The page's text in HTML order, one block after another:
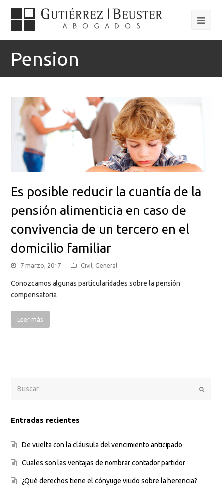
Pension
Es posible reducir la cuantía de la
pensión alimenticia en caso de
convivencia de un tercero en el
domicilio familiar
7 marzo, 2017 Civil,General
Conozcamos algunas particularidades sobre la pensión
compensatoria.
Leer más
Entradas recientes
De vuelta con la cláusula del vencimiento anticipado
Cuales son las ventajas de nombrar contador partidor
¿Qué derechos tiene el cónyuge viudo sobre la herencia?